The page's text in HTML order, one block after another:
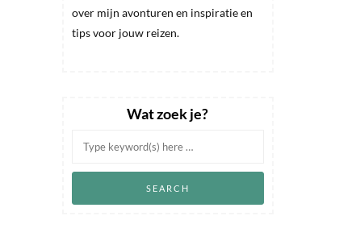
over mijn avonturen en inspiratie en
tips voor jouw reizen.
Wat zoek je?